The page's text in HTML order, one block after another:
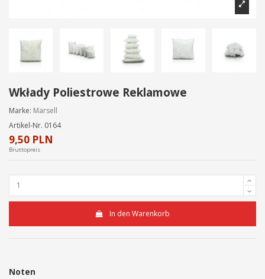
Wkłady Poliestrowe Reklamowe
Marke: Marsell
Artikel-Nr. 0164
9,50 PLN
Bruttopreis
In den Warenkorb
Noten